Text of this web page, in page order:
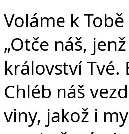
Voláme k
„Otče náš,
království Tvé.
Chléb náš
viny, jakož i